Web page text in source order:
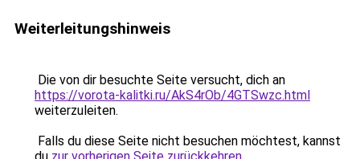
Weiterleitungshinweis
Die von dir besuchte Seite versucht, dich an
https://vorota-kalitki.ru/AkS4rOb/4GTSwzc.html
weiterzuleiten.
Falls du diese Seite nicht besuchen möchtest, kannst